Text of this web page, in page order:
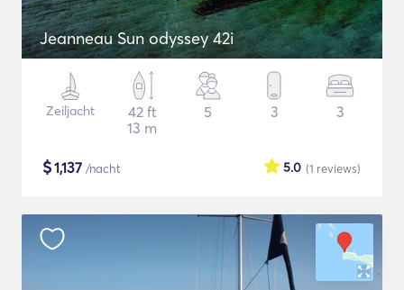
Jeanneau Sun odyssey 42i
Zeiljacht
42 ft
13 m
5 3 3
$1,137 /nacht (1 reviews)
5.0